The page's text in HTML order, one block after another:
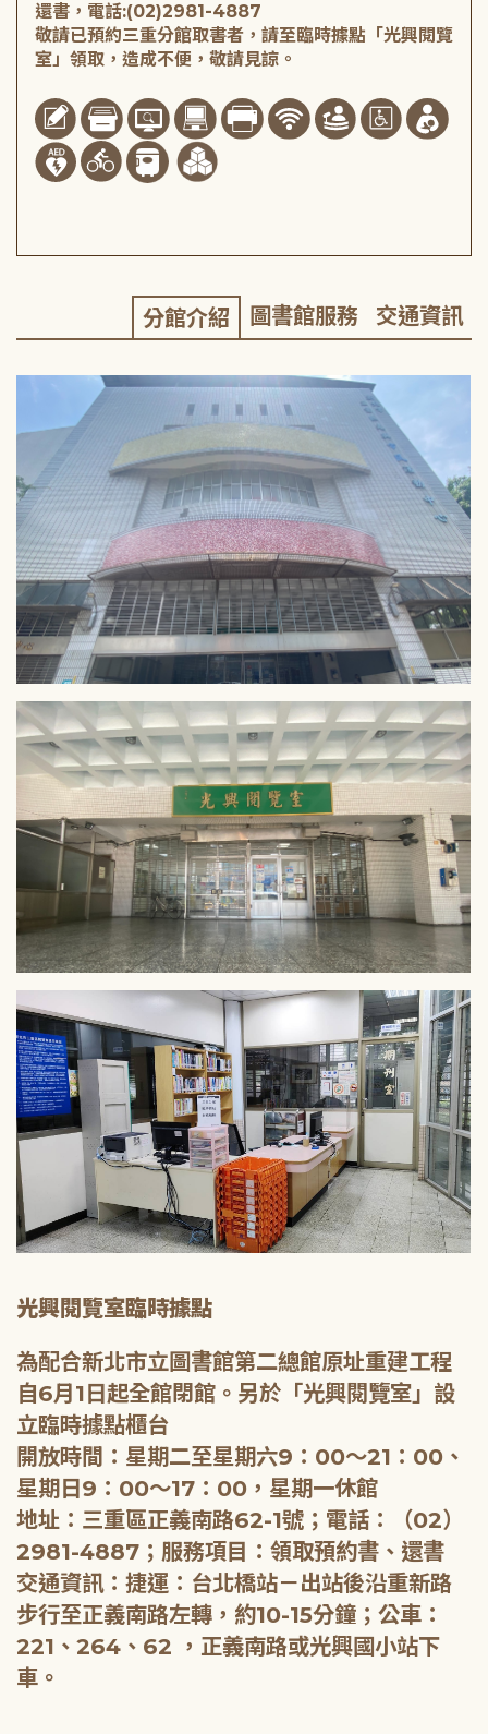
還書，電話:(02)2981-4887
敬請已預約三重分館取書者，請至臨時據點「光興閱覽
室」領取，造成不便，敬請見諒。
分館介紹 圖書館服務 交通資訊
光興閱覽室臨時據點
為配合新北市立圖書館第二總館原址重建工程
自6月1日起全館閉館。另於「光興閱覽室」設
立臨時據點櫃台
開放時間：星期二至星期六9：00～21：00、
星期日9：00～17：00，星期一休館
地址：三重區正義南路62-1號；電話：（02）
2981-4887；服務項目：領取預約書、還書
交通資訊：捷運：台北橋站－出站後沿重新路
步行至正義南路左轉，約10-15分鐘；公車：
221、264、62 ，正義南路或光興國小站下
車。